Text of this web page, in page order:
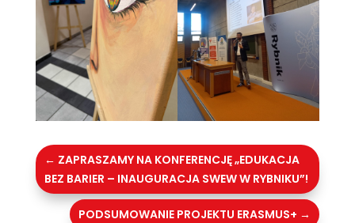
← ZAPRASZAMY NA KONFERENCJĘ „EDUKACJA
BEZ BARIER – INAUGURACJA SWEW W RYBNIKU”!
PODSUMOWANIE PROJEKTU ERASMUS+ →